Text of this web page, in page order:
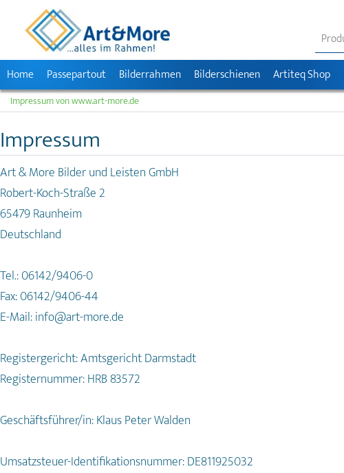
Home
Passepartout Bilderrahmen Bilderschienen Artiteq Shop
Impressum von www.art-more.de
Impressum
Art & More Bilder und Leisten GmbH
Robert-Koch-Straße 2
65479 Raunheim
Deutschland
Tel.: 06142/9406-0
Fax: 06142/9406-44
E-Mail: info@art-more.de
Registergericht: Amtsgericht Darmstadt
Registernummer: HRB 83572
Geschäftsführer/in: Klaus Peter Walden
Umsatzsteuer-Identifikationsnummer: DE811925032